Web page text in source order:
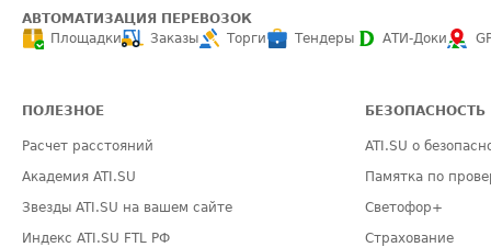
АВТОМАТИЗАЦИЯ ПЕРЕВОЗОК
Площадки
Заказы Торги Тендеры АТИ-Доки
ПОЛЕЗНОЕ
Расчет расстояний
Академия ATI.SU
Звезды ATI.SU на вашем сайте
Индекс ATI.SU FTL РФ
БЕЗОПАСНОСТЬ
ATI.SU о
Памятка по
Светофор+
Страхование